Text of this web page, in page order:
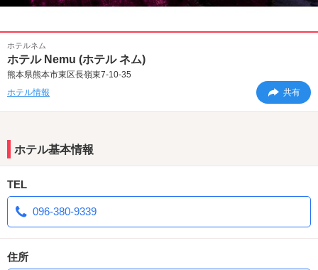
ホテルネム
ホテル Nemu (ホテル ネム)
熊本県熊本市東区長嶺東7-10-35
ホテル情報
共有
ホテル基本情報
TEL
096-380-9339
住所